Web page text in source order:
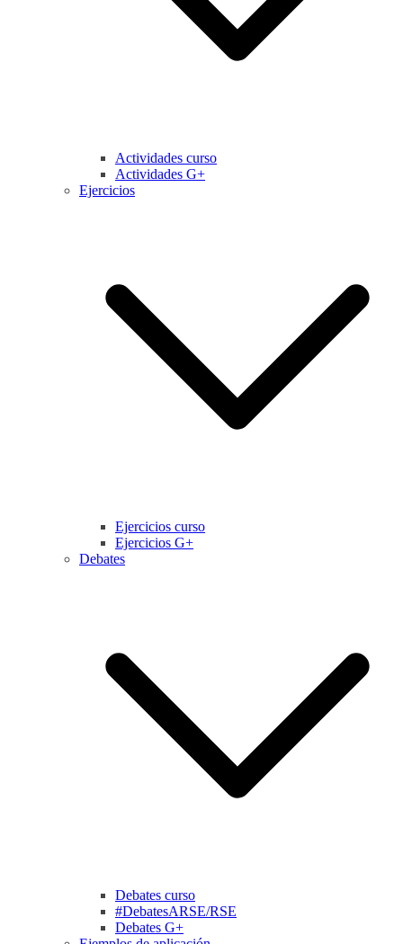
Actividades curso
Actividades G+
Ejercicios
Ejercicios curso
Ejercicios G+
Debates
Debates curso
#DebatesARSE/RSE
Debates G+